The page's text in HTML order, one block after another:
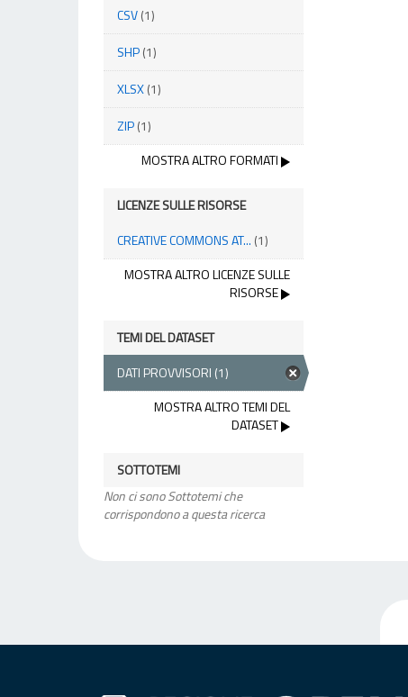
CSV(1)
SHP(1)
XLSX(1)
ZIP(1)
MOSTRA ALTRO FORMATI
LICENZE SULLE RISORSE
CREATIVE COMMONS AT... (1)
MOSTRA ALTRO LICENZE SULLE
RISORSE
TEMI DEL DATASET
DATI PROVVISORI (1)
MOSTRA ALTRO TEMI DEL
DATASET
SOTTOTEMI
Non ci sono Sottotemi che
corrispondono a questa ricerca